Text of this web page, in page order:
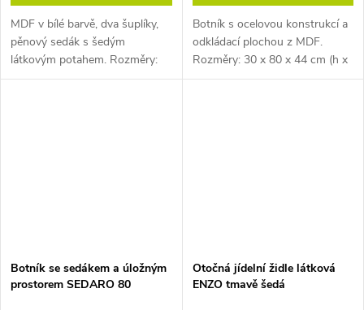
MDF v bílé barvě, dva šuplíky,
pěnový sedák s šedým
látkovým potahem. Rozměry:
30 x 80 x 43 cm (h x š x v).
Botník s ocelovou konstrukcí a
odkládací plochou z MDF.
Rozměry: 30 x 80 x 44 cm (h x
š x v).
Botník se sedákem a úložným
prostorem SEDARO 80
Otočná jídelní židle látková
ENZO tmavě šedá